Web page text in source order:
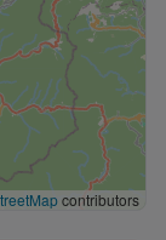
contributors